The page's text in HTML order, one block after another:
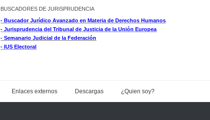
BUSCADORES DE JURISPRUDENCIA
- Buscador Jurídico Avanzado en Materia de Derechos Humanos
- Jurisprudencia del Tribunal de Justicia de la Unión Europea
- Semanario Judicial de la Federación
- IUS Electoral
Enlaces externos Descargas ¿Quien soy?